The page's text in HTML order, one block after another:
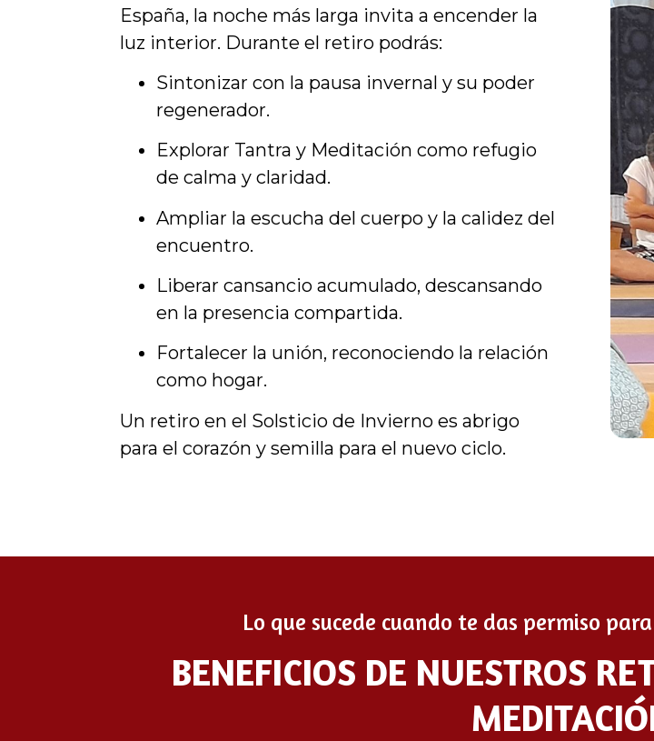
España, la noche más larga invita a encender la
luz interior. Durante el retiro podrás:
Sintonizar con la pausa invernal y su poder
regenerador.
Explorar Tantra y Meditación como refugio
de calma y claridad.
Ampliar la escucha del cuerpo y la calidez del
encuentro.
Liberar cansancio acumulado, descansando
en la presencia compartida.
Fortalecer la unión, reconociendo la relación
como hogar.
Un retiro en el Solsticio de Invierno es abrigo
para el corazón y semilla para el nuevo ciclo.
Lo que sucede cuando te das permiso
BENEFICIOS DE NUESTROS